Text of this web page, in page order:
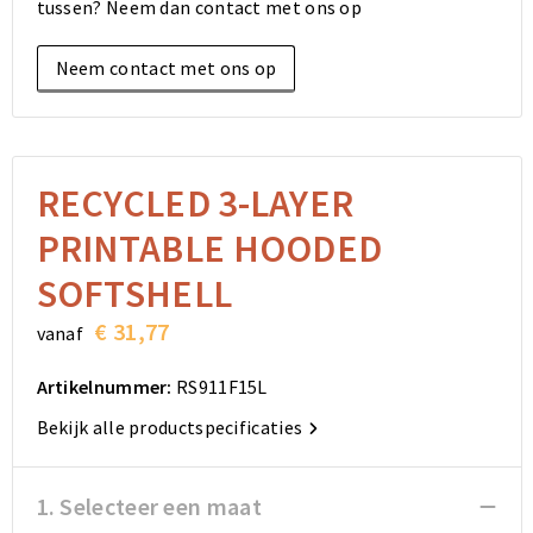
Elektronica, Gadgets en USB
Sleutelhangers en Lanyards
Lampen en Gereedschap
Aanstekers
Snoepgoed
Reistassensets
Goodiebags
Opvouwbare tassen
Autotassen
Matrozentassen
Rugzakken
Bodywarmers
Kleding sets
Reistassensets
Goodiebags
Opvouwbare tassen
Autotassen
Matrozentassen
Rugzakken
Overhemden
Jassen
Schoenen
tussen? Neem dan contact met ons op
Neem contact met ons op
RECYCLED 3-LAYER
PRINTABLE HOODED
SOFTSHELL
vanaf € 31,77
Artikelnummer: RS911F15L
Bekijk alle productspecificaties
1. Selecteer een maat